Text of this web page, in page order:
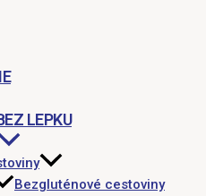
LEPKU
Bezgluténové cestoviny